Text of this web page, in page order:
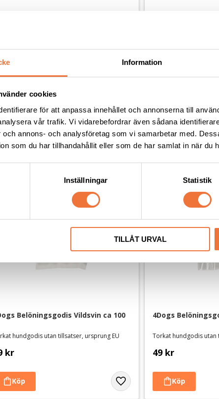
Information
cookies
för att anpassa innehållet och annonserna till
vår trafik. Vi vidarebefordrar även sådana
och annons- och analysföretag som vi samarbetar med.
som du har tillhandahållit eller som de har samlat in när du
Inställningar Statistik
TILLÅT URVAL
Torkade grisöron 9-pack ca
g
kr 15
Andra köpte även
Belöningsgodis Vildsvin ca 100
hundgodis utan tillsatser, ursprung EU
kr
4Dogs
Torkat hundgodis utan
49 kr